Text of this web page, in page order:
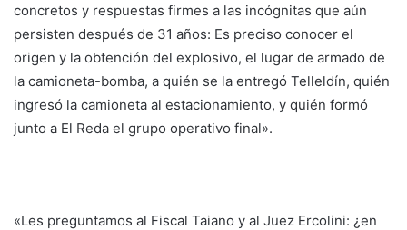
concretos y respuestas firmes a las incógnitas que aún
persisten después de 31 años: Es preciso conocer el
origen y la obtención del explosivo, el lugar de armado de
la camioneta-bomba, a quién se la entregó Telleldín, quién
ingresó la camioneta al estacionamiento, y quién formó
junto a El Reda el grupo operativo final».
«Les preguntamos al Fiscal Taiano y al Juez Ercolini: ¿en